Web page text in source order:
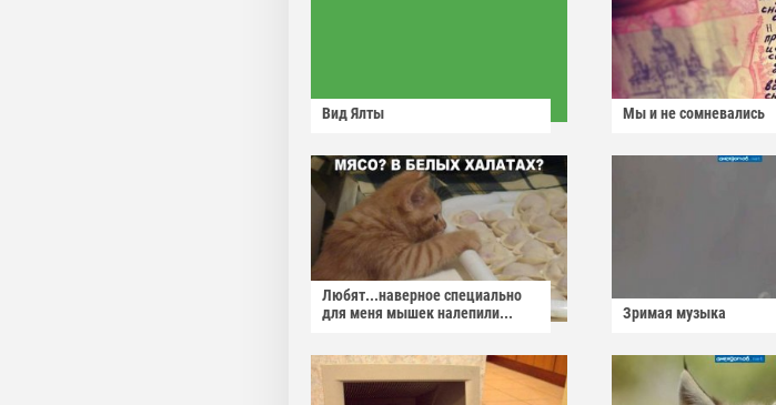
Вид Ялты Мы и не сомневались
Любят...наверное специально
для меня мышек налепили...
Зримая музыка